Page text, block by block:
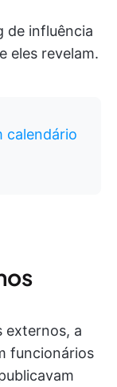
de influência
eles revelam.
calendário
externos, a
funcionários